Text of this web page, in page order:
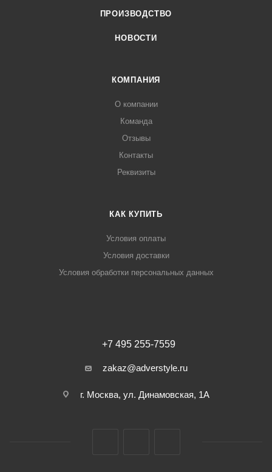
ПРОИЗВОДСТВО
НОВОСТИ
КОМПАНИЯ
О компании
Команда
Отзывы
Контакты
Реквизиты
КАК КУПИТЬ
Условия оплаты
Условия доставки
Условия обработки персональных данных
+7 495 255-7559
zakaz@adverstyle.ru
г. Москва, ул. Динамовская, 1А